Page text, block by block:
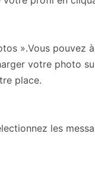
».Vous
votre photo
place.
les